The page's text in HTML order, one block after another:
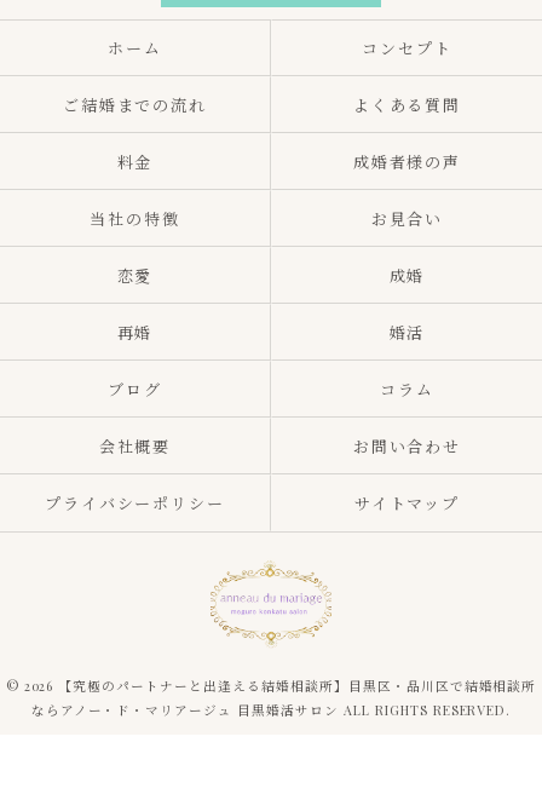
ホーム コンセプト
ご結婚までの流れ よくある質問
料金 成婚者様の声
当社の特徴 お見合い
恋愛 成婚
再婚 婚活
ブログ コラム
会社概要 お問い合わせ
プライバシーポリシー サイトマップ
© 2026 【究極のパートナーと出逢える結婚相談所】目黒区・品川区で結婚相談所
ならアノー・ド・マリアージュ 目黒婚活サロン ALL RIGHTS RESERVED.